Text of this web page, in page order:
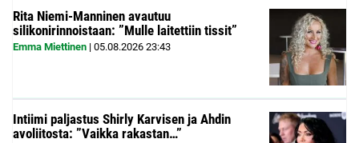
Rita Niemi-Manninen avautuu
silikonirinnoistaan: ”Mulle laitettiin tissit”
Emma Miettinen | 05.08.2026 23:43
Intiimi paljastus Shirly Karvisen ja Ahdin
avoliitosta: ”Vaikka rakastan…”